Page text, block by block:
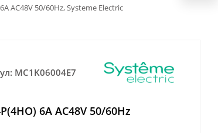
AC48V 50/60Hz, Systeme Electric
MC1K06004E7
6A AC48V 50/60Hz